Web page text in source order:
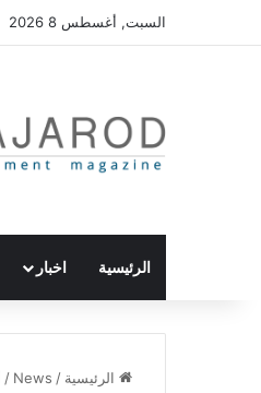
السبت, أغسطس 8 2026
الرئيسية اخبار
الرئيسية /
News
/